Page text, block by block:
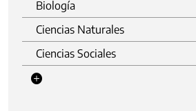
Biología
Ciencias Naturales
Ciencias Sociales